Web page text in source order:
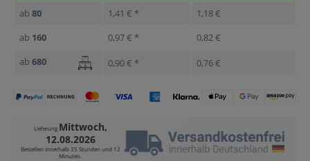
ab 80 1,41 € *
1,18 €
ab 160 0,97 € *
0,82 €
ab 680 0,90 € * 0,76 €
Lieferung Mittwoch,
12.08.2026
Bestellen innerhalb35 Stunden und 12
Minuten.